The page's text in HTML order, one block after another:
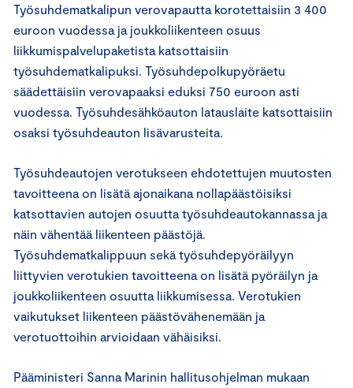
Työsuhdematkalipun verovapautta korotettaisiin 3 400
euroon vuodessa ja joukkoliikenteen osuus
liikkumispalvelupaketista katsottaisiin
työsuhdematkalipuksi. Työsuhdepolkupyöräetu
säädettäisiin verovapaaksi eduksi 750 euroon asti
vuodessa. Työsuhdesähköauton latauslaite katsottaisiin
osaksi työsuhdeauton lisävarusteita.
Työsuhdeautojen verotukseen ehdotettujen muutosten
tavoitteena on lisätä ajonaikana nollapäästöisiksi
katsottavien autojen osuutta työsuhdeautokannassa ja
näin vähentää liikenteen päästöjä.
Työsuhdematkalippuun sekä työsuhdepyöräilyyn
liittyvien verotukien tavoitteena on lisätä pyöräilyn ja
joukkoliikenteen osuutta liikkumisessa. Verotukien
vaikutukset liikenteen päästövähenemään ja
verotuottoihin arvioidaan vähäisiksi.
Pääministeri Sanna Marinin hallitusohjelman mukaan